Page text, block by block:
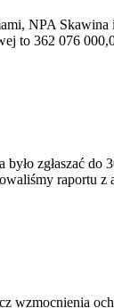
NPA
362 076
zgłaszać do
raportu z
wzmocnienia